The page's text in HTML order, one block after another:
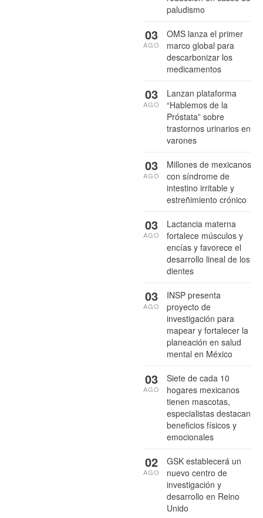
paludismo
OMS lanza el primer
marco global para
descarbonizar los
medicamentos
03
AGO
Lanzan plataforma
“Hablemos de la
Próstata” sobre
trastornos urinarios en
varones
03
AGO
Millones de mexicanos
con síndrome de
intestino irritable y
estreñimiento crónico
03
AGO
Lactancia materna
fortalece músculos y
encías y favorece el
desarrollo lineal de los
dientes
03
AGO
INSP presenta
proyecto de
investigación para
mapear y fortalecer la
planeación en salud
mental en México
03
AGO
Siete de cada 10
hogares mexicanos
tienen mascotas,
especialistas destacan
beneficios físicos y
emocionales
03
AGO
GSK establecerá un
nuevo centro de
investigación y
desarrollo en Reino
Unido
02
AGO